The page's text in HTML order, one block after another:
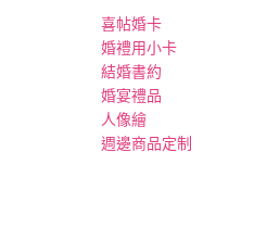
喜帖婚卡
婚禮用小卡
結婚書約
婚宴禮品
人像繪
週邊商品定制